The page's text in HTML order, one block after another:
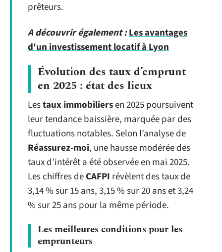
prêteurs.
A découvrir également :Les avantages
d'un investissement locatif à Lyon
Évolution des taux d’emprunt
en 2025 : état des lieux
Lestaux immobiliersen 2025 poursuivent
leur tendance baissière, marquée par des
fluctuations notables. Selon l’analyse de
Réassurez-moi, une hausse modérée des
taux d’intérêt a été observée en mai 2025.
Les chiffres deCAFPI révèlent des taux de
3,14 % sur 15 ans, 3,15 % sur 20 ans et 3,24
% sur 25 ans pour la même période.
Les meilleures conditions pour les
emprunteurs